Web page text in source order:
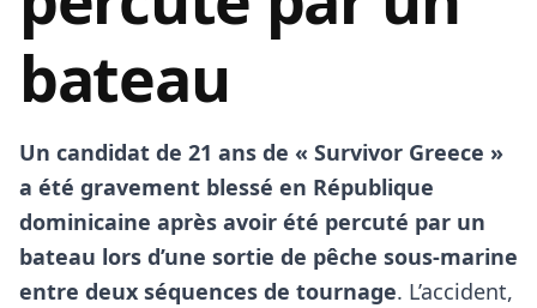
bateau
Un candidat de 21 ans de « Survivor Greece »
a été gravement blessé en République
dominicaine après avoir été percuté par un
bateau lors d’une sortie de pêche sous-marine
entre deux séquences de tournage. L’accident,